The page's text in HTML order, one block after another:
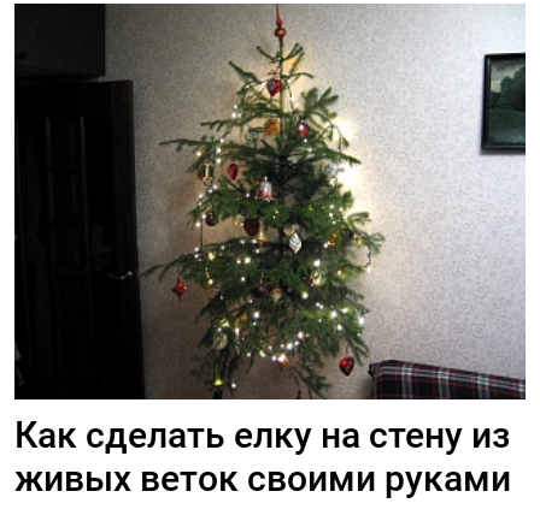
Как сделать елку на стену из
живых веток своими руками